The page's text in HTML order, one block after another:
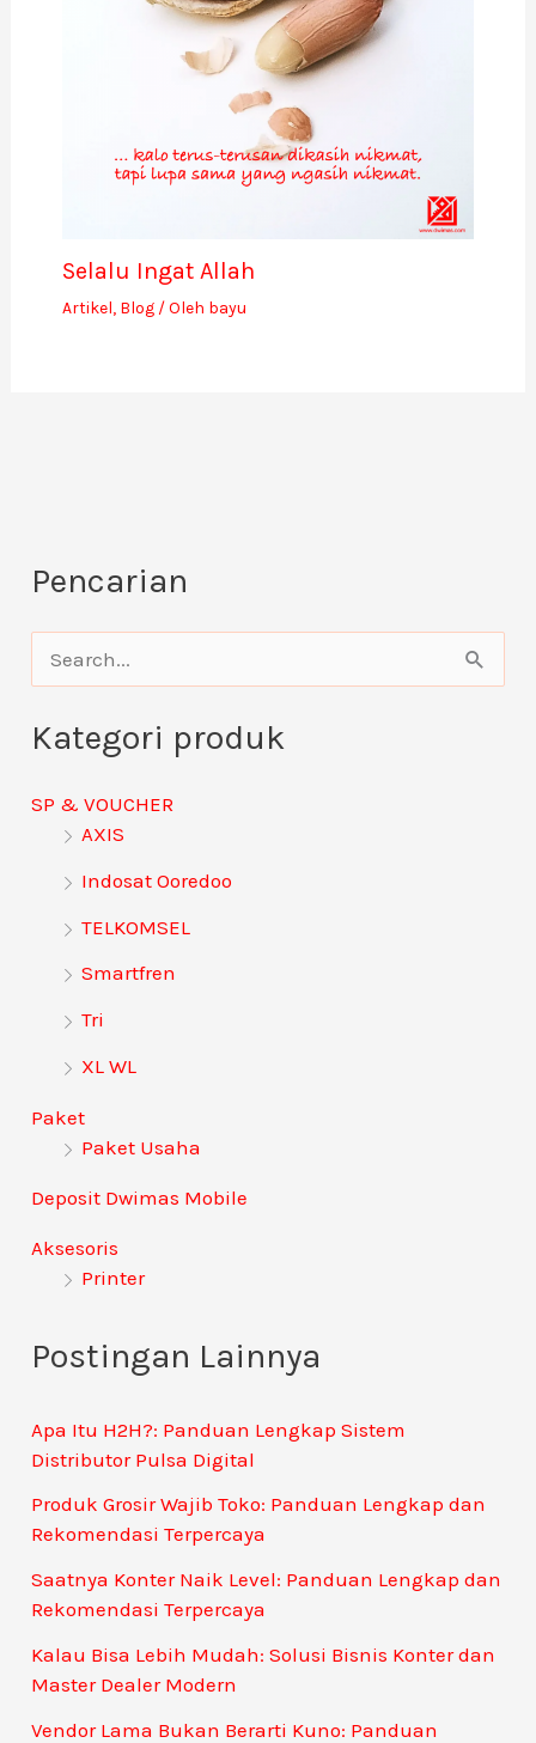
Selalu Ingat Allah
Artikel, Blog/ Oleh bayu
Pencarian
a
r
u
Kategori produk
SP & VOUCHER
AXIS
Indosat Ooredoo
TELKOMSEL
Smartfren
Tri
XL WL
Paket
Paket Usaha
Deposit Dwimas Mobile
Aksesoris
Printer
Postingan Lainnya
Apa Itu H2H?: Panduan Lengkap Sistem
Distributor Pulsa Digital
Produk Grosir Wajib Toko: Panduan Lengkap dan
Rekomendasi Terpercaya
Saatnya Konter Naik Level: Panduan Lengkap dan
Rekomendasi Terpercaya
Kalau Bisa Lebih Mudah: Solusi Bisnis Konter dan
Master Dealer Modern
Vendor Lama Bukan Berarti Kuno: Panduan